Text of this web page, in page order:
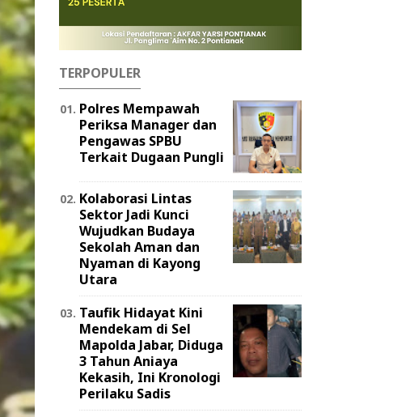
TERPOPULER
Polres Mempawah
Periksa Manager dan
Pengawas SPBU
Terkait Dugaan Pungli
Kolaborasi Lintas
Sektor Jadi Kunci
Wujudkan Budaya
Sekolah Aman dan
Nyaman di Kayong
Utara
Taufik Hidayat Kini
Mendekam di Sel
Mapolda Jabar, Diduga
3 Tahun Aniaya
Kekasih, Ini Kronologi
Perilaku Sadis